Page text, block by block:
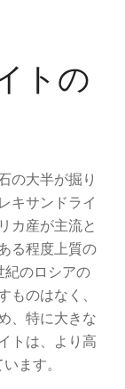
トの
の大半が掘り
キサンドライ
カ産が主流と
る程度上質の
紀のロシアの
ものはなく、
、特に大きな
トは、より高
ます。